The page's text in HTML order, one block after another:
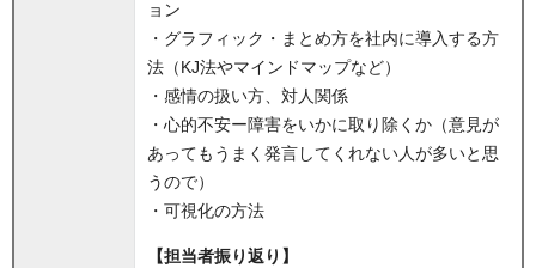
ョン
・グラフィック・まとめ方を社内に導入する方
法（KJ法やマインドマップなど）
・感情の扱い方、対人関係
・心的不安ー障害をいかに取り除くか（意見が
あってもうまく発言してくれない人が多いと思
うので）
・可視化の方法
【担当者振り返り】